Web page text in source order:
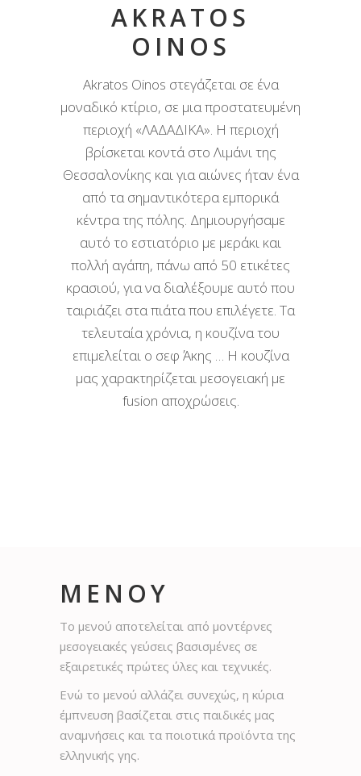
AKRATOS
OINOS
Akratos Oinos στεγάζεται σε ένα
μοναδικό κτίριο, σε μια προστατευμένη
περιοχή «ΛΑΔΑΔΙΚΑ». Η περιοχή
βρίσκεται κοντά στο Λιμάνι της
Θεσσαλονίκης και για αιώνες ήταν ένα
από τα σημαντικότερα εμπορικά
κέντρα της πόλης. Δημιουργήσαμε
αυτό το εστιατόριο με μεράκι και
πολλή αγάπη, πάνω από 50 ετικέτες
κρασιού, για να διαλέξουμε αυτό που
ταιριάζει στα πιάτα που επιλέγετε. Τα
τελευταία χρόνια, η κουζίνα του
επιμελείται ο σεφ Άκης … Η κουζίνα
μας χαρακτηρίζεται μεσογειακή με
fusion αποχρώσεις.
ΜΕΝΟΥ
Το μενού αποτελείται από μοντέρνες
μεσογειακές γεύσεις βασισμένες σε
εξαιρετικές πρώτες ύλες και τεχνικές.
Ενώ το μενού αλλάζει συνεχώς, η κύρια
έμπνευση βασίζεται στις παιδικές μας
αναμνήσεις και τα ποιοτικά προϊόντα της
ελληνικής γης.